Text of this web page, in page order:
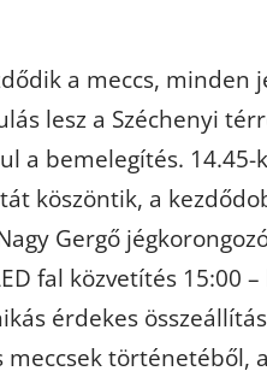
a meccs, minden
lesz a Széchenyi
a bemelegítés. 14.45-
köszöntik, a
Gergő
fal közvetítés 15:00
érdekes
meccsek történetéből,